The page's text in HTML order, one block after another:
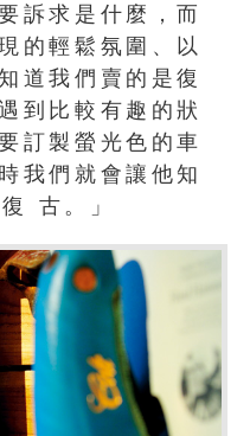
訴求是什麼，而
的輕鬆氛圍、以
道我們賣的是復
到比較有趣的狀
訂製螢光色的車
我們就會讓他知
古。」